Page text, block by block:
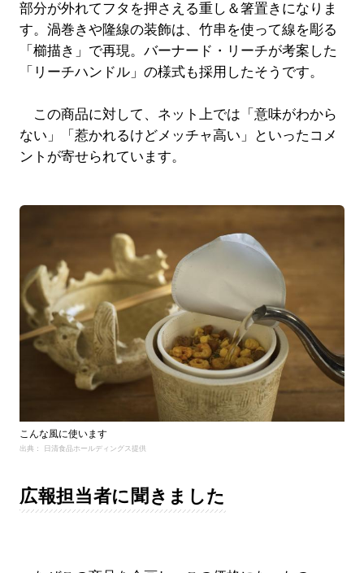
部分が外れてフタを押さえる重し＆箸置きになりま
す。渦巻きや隆線の装飾は、竹串を使って線を彫る
「櫛描き」で再現。バーナード・リーチが考案した
「リーチハンドル」の様式も採用したそうです。
この商品に対して、ネット上では「意味がわから
ない」「惹かれるけどメッチャ高い」といったコメ
ントが寄せられています。
こんな風に使います
出典： 日清食品ホールディングス提供
広報担当者に聞きました